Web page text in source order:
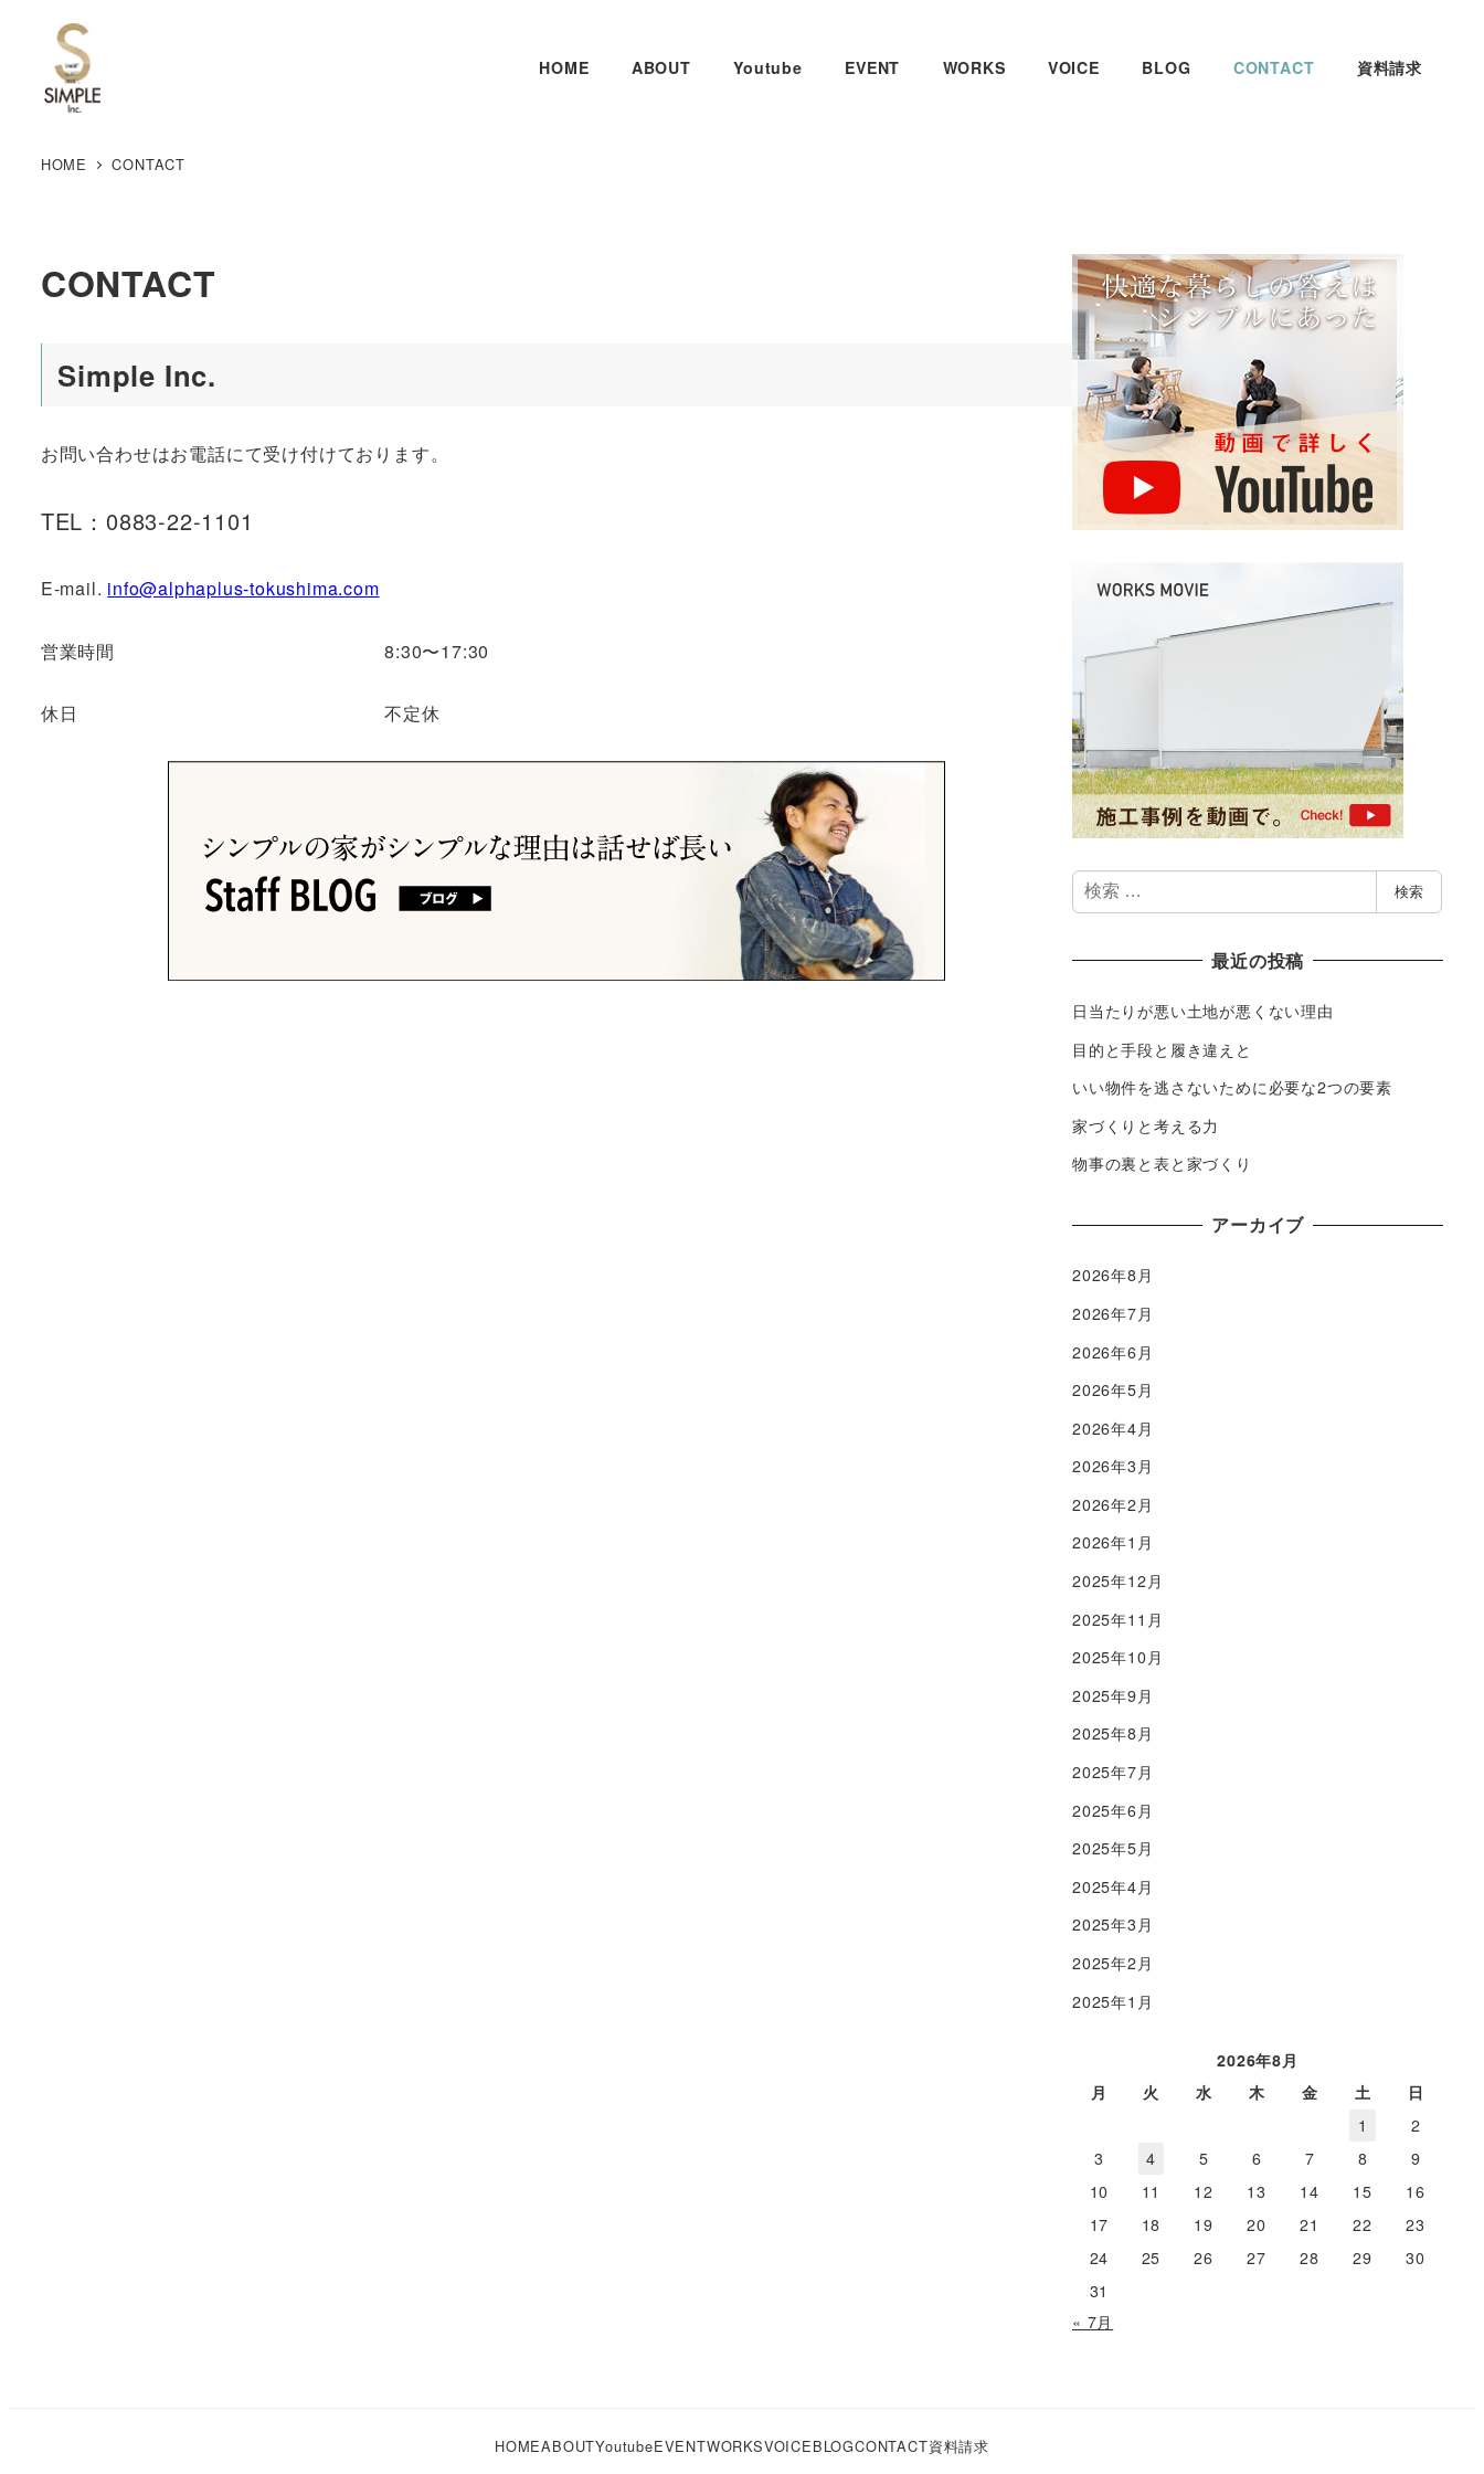
HOME ABOUT Youtube EVENT WORKS VOICE BLOG CONTACT 資料請求
HOME CONTACT
CONTACT
Simple Inc.
お問い合わせはお電話にて受け付けております。
TEL：0883-22-1101
E-mail. info@alphaplus-tokushima.com
営業時間 8:30〜17:30
休日 不定休
検
索
検索
最近の投稿
日当たりが悪い土地が悪くない理由
目的と手段と履き違えと
いい物件を逃さないために必要な2つの要素
家づくりと考える力
物事の裏と表と家づくり
アーカイブ
2026年8月
2026年7月
2026年6月
2026年5月
2026年4月
2026年3月
2026年2月
2026年1月
2025年12月
2025年11月
2025年10月
2025年9月
2025年8月
2025年7月
2025年6月
2025年5月
2025年4月
2025年3月
2025年2月
2025年1月
2026年8月
月
火 水 木 金 土
日
1
2
3
4 5 6 7 8
9
10
11 12 13 14 15
16
17
18 19 20 21 22
23
24
25 26 27 28 29
30
31
« 7月
HOMEABOUTYoutubeEVENTWORKSVOICEBLOGCONTACT資料請求